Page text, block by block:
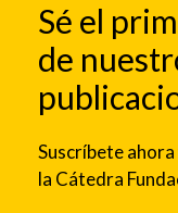
Sé el
de
Suscríbete
la Cátedra